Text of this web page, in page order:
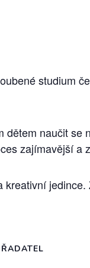
studium
naučit
zajímavější a